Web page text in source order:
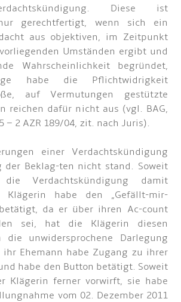
Diese ist
gerechtfertigt, wenn sich ein
aus objektiven, im Zeitpunkt
Umständen ergibt und
Wahrscheinlichkeit begründet,
habe die Pflichtwidrigkeit
auf Vermutungen gestützte
reichen dafür nicht aus (vgl. BAG,
– 2 AZR 189/04, zit. nach Juris).
einer Verdachtskündigung
der Beklag-ten nicht stand. Soweit
Verdachtskündigung damit
Klägerin habe den „Gefällt-mir-
da er über ihren Ac-count
sei, hat die Klägerin diesen
die unwidersprochene Darlegung
Ehemann habe Zugang zu ihrer
habe den Button betätigt. Soweit
Klägerin ferner vorwirft, sie habe
vom 02. Dezember 2011